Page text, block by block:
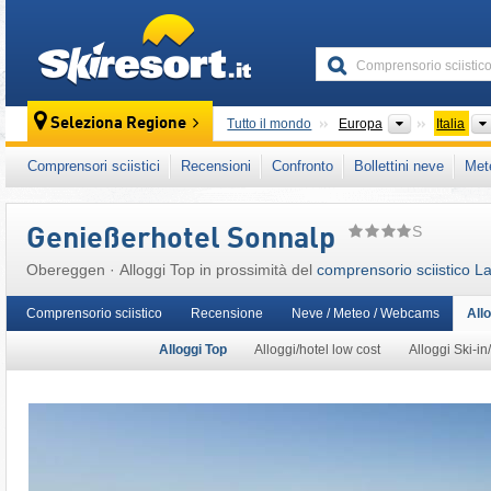
Seleziona Regione Tutto il mondo Europa Continenti
Italia
Tutto il mondo Europa Continenti
Italia
Alpi Orientali, Alpi, Unione Europea
Comprensori sciistici Recensioni Confronto Bollettini neve
Genießerhotel Sonnalp S
Obereggen · Alloggi Top in prossimità del comprensorio sciistico
Comprensorio sciistico Recensione Neve / Meteo / Webcams
Alloggi Top Alloggi/hotel low cost Alloggi Ski-